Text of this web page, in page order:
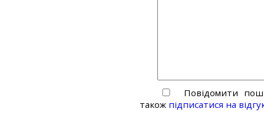
Повідомити
також підписатися на